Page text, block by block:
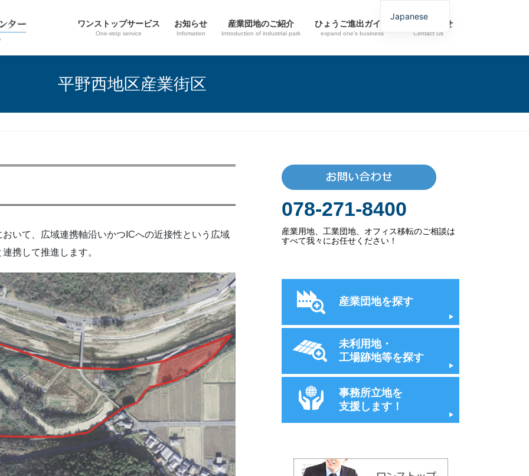
ワンストップサービス
One-stop service
お知らせ
Infomation
産業団地のご紹介
Introduction of industrial park
ひょうご進出ガイド
expand one’s business
お問い合わせ
Contact Us
平野西地区産業街区
いて、広域連携軸沿いかつICへの近接性という広域
携して推進します。
078-271-8400
産業用地、工業団地、オフィス移転のご相談は
すべて我々にお任せください！
産業団地を探す
未利用地・
工場跡地等を探す
事務所立地を
支援します！
Japanese